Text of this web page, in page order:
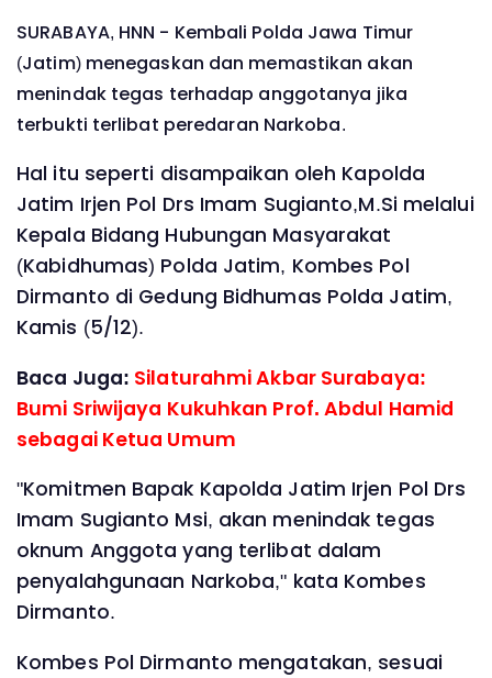
SURABAYA, HNN - Kembali Polda Jawa Timur
(Jatim) menegaskan dan memastikan akan
menindak tegas terhadap anggotanya jika
terbukti terlibat peredaran Narkoba.
Hal itu seperti disampaikan oleh Kapolda
Jatim Irjen Pol Drs Imam Sugianto,M.Si melalui
Kepala Bidang Hubungan Masyarakat
(Kabidhumas) Polda Jatim, Kombes Pol
Dirmanto di Gedung Bidhumas Polda Jatim,
Kamis (5/12).
Baca Juga: Silaturahmi Akbar Surabaya:
Bumi Sriwijaya Kukuhkan Prof. Abdul Hamid
sebagai Ketua Umum
"Komitmen Bapak Kapolda Jatim Irjen Pol Drs
Imam Sugianto Msi, akan menindak tegas
oknum Anggota yang terlibat dalam
penyalahgunaan Narkoba," kata Kombes
Dirmanto.
Kombes Pol Dirmanto mengatakan, sesuai